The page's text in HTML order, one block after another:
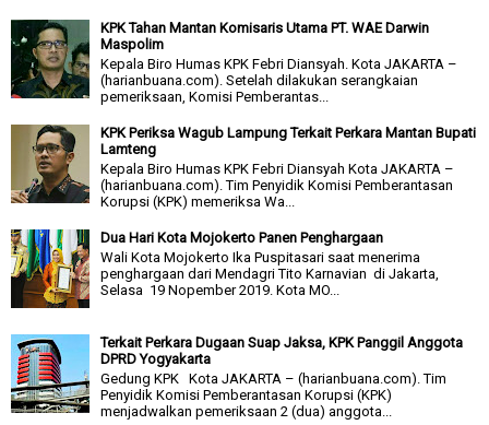
KPK Tahan Mantan Komisaris Utama PT. WAE Darwin
Maspolim
Kepala Biro Humas KPK Febri Diansyah. Kota JAKARTA –
(harianbuana.com). Setelah dilakukan serangkaian
pemeriksaan, Komisi Pemberantas...
KPK Periksa Wagub Lampung Terkait Perkara Mantan Bupati
Lamteng
Kepala Biro Humas KPK Febri Diansyah Kota JAKARTA –
(harianbuana.com). Tim Penyidik Komisi Pemberantasan
Korupsi (KPK) memeriksa Wa...
Dua Hari Kota Mojokerto Panen Penghargaan
Wali Kota Mojokerto Ika Puspitasari saat menerima
penghargaan dari Mendagri Tito Karnavian di Jakarta,
Selasa 19 Nopember 2019. Kota MO...
Terkait Perkara Dugaan Suap Jaksa, KPK Panggil Anggota
DPRD Yogyakarta
Gedung KPK Kota JAKARTA – (harianbuana.com). Tim
Penyidik Komisi Pemberantasan Korupsi (KPK)
menjadwalkan pemeriksaan 2 (dua) anggota...